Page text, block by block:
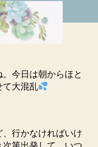
今日は朝からほと
て大混乱
行かなければいけ